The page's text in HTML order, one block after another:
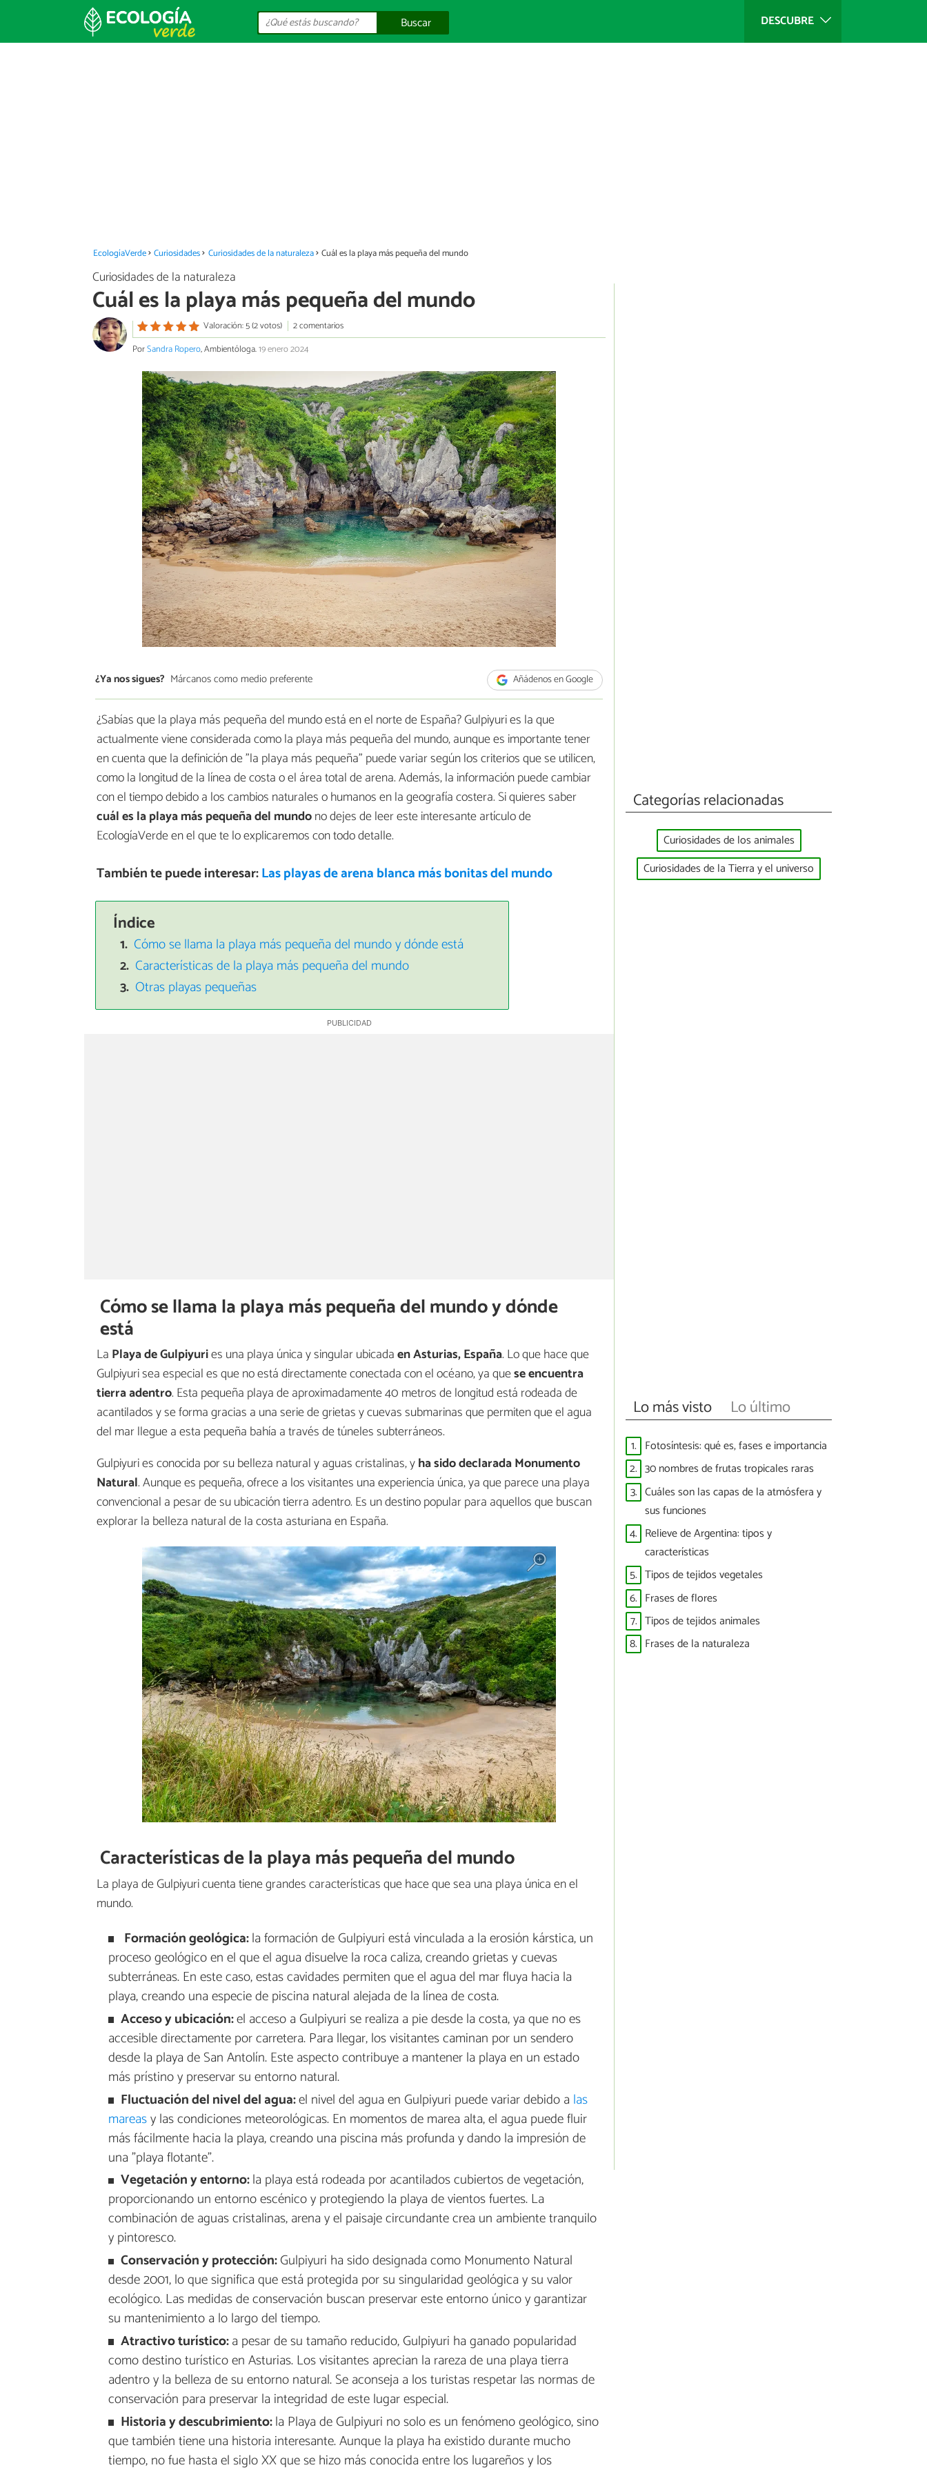
DESCUBRE
Buscar
EcologíaVerde Curiosidades Curiosidades de la naturaleza Cuál es la playa más pequeña del mundo
Curiosidades de la naturaleza
Cuál es la playa más pequeña del mundo
Valoración: 5 (2 votos)
2 comentarios
PorSandra Ropero, Ambientóloga.19 enero 2024
¿Ya nos sigues? Márcanos como medio preferente Añádenos en Google
¿Sabías que la playa más pequeña del mundo está en el norte de España? Gulpiyuri es la que
actualmente viene considerada como la playa más pequeña del mundo, aunque es importante tener
en cuenta que la definición de "la playa más pequeña" puede variar según los criterios que se utilicen,
como la longitud de la línea de costa o el área total de arena. Además, la información puede cambiar
con el tiempo debido a los cambios naturales o humanos en la geografía costera. Si quieres saber
cuál es la playa más pequeña del mundono dejes de leer este interesante artículo de
EcologíaVerde en el que te lo explicaremos con todo detalle.
También te puede interesar:Las playas de arena blanca más bonitas del mundo
Índice
Cómo se llama la playa más pequeña del mundo y dónde está
Características de la playa más pequeña del mundo
Otras playas pequeñas
Cómo se llama la playa más pequeña del mundo y dónde
está
La Playa de Gulpiyuries una playa única y singular ubicadaen Asturias, España. Lo que hace que
Gulpiyuri sea especial es que no está directamente conectada con el océano, ya quese encuentra
tierra adentro. Esta pequeña playa de aproximadamente 40 metros de longitud está rodeada de
acantilados y se forma gracias a una serie de grietas y cuevas submarinas que permiten que el agua
del mar llegue a esta pequeña bahía a través de túneles subterráneos.
Gulpiyuri es conocida por su belleza natural y aguas cristalinas, yha sido declarada Monumento
Natural. Aunque es pequeña, ofrece a los visitantes una experiencia única, ya que parece una playa
convencional a pesar de su ubicación tierra adentro. Es un destino popular para aquellos que buscan
explorar la belleza natural de la costa asturiana en España.
Características de la playa más pequeña del mundo
La playa de Gulpiyuri cuenta tiene grandes características que hace que sea una playa única en el
mundo.
Formación geológica:la formación de Gulpiyuri está vinculada a la erosión kárstica, un
proceso geológico en el que el agua disuelve la roca caliza, creando grietas y cuevas
subterráneas. En este caso, estas cavidades permiten que el agua del mar fluya hacia la
playa, creando una especie de piscina natural alejada de la línea de costa.
Acceso y ubicación:el acceso a Gulpiyuri se realiza a pie desde la costa, ya que no es
accesible directamente por carretera. Para llegar, los visitantes caminan por un sendero
desde la playa de San Antolín. Este aspecto contribuye a mantener la playa en un estado
más prístino y preservar su entorno natural.
Fluctuación del nivel del agua:el nivel del agua en Gulpiyuri puede variar debido a las
mareasy las condiciones meteorológicas. En momentos de marea alta, el agua puede fluir
más fácilmente hacia la playa, creando una piscina más profunda y dando la impresión de
una "playa flotante".
Vegetación y entorno:la playa está rodeada por acantilados cubiertos de vegetación,
proporcionando un entorno escénico y protegiendo la playa de vientos fuertes. La
combinación de aguas cristalinas, arena y el paisaje circundante crea un ambiente tranquilo
y pintoresco.
Conservación y protección:Gulpiyuri ha sido designada como Monumento Natural
desde 2001, lo que significa que está protegida por su singularidad geológica y su valor
ecológico. Las medidas de conservación buscan preservar este entorno único y garantizar
su mantenimiento a lo largo del tiempo.
Atractivo turístico:a pesar de su tamaño reducido, Gulpiyuri ha ganado popularidad
como destino turístico en Asturias. Los visitantes aprecian la rareza de una playa tierra
adentro y la belleza de su entorno natural. Se aconseja a los turistas respetar las normas de
conservación para preservar la integridad de este lugar especial.
Historia y descubrimiento:la Playa de Gulpiyuri no solo es un fenómeno geológico, sino
que también tiene una historia interesante. Aunque la playa ha existido durante mucho
tiempo, no fue hasta el siglo XX que se hizo más conocida entre los lugareños y los
Categorías relacionadas
Curiosidades de los animales
Curiosidades de la Tierra y el universo
Lo más visto Lo último
1. Fotosíntesis: qué es, fases e importancia
2. 30 nombres de frutas tropicales raras
3. Cuáles son las capas de la atmósfera y
sus funciones
4. Relieve de Argentina: tipos y
características
5. Tipos de tejidos vegetales
6. Frases de flores
7. Tipos de tejidos animales
8. Frases de la naturaleza